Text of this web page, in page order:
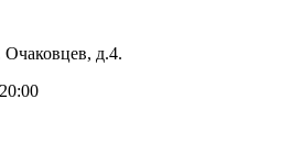
Очаковцев, д.4.